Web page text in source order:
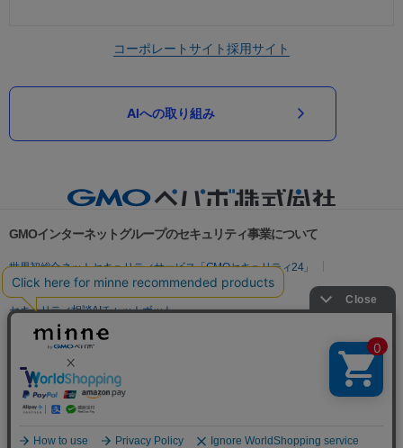
コーポレートサイト採用サイト
AIへの取り組み
GMOインターネットグループのセキュリティ事業について
世界初総合ネットセキュリティサービス「GMOセキュリティ24」
パスワード漏洩診断
Webサイトリスク診断
セキュリティ相談AIチャットボット
実在証明・盗聴対策
サイバー攻撃対策（GMO Flatt Security）
セキュリティ事業の軌跡